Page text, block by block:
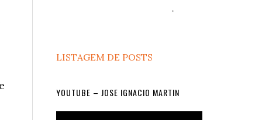
LISTAGEM DE POSTS
YOUTUBE – JOSE IGNACIO MARTIN